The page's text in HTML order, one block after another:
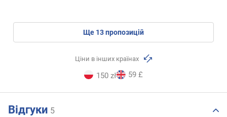
ще 13пропозицій
Ціни в інших країнах
150 zł 59 £
Відгуки 5